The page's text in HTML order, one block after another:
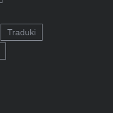
Traduki